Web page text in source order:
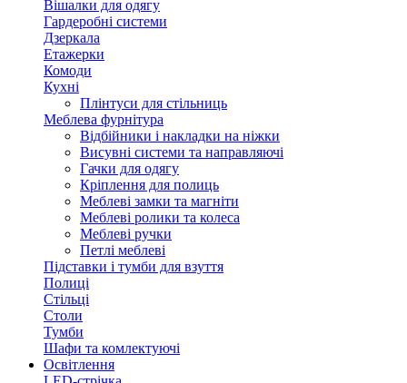
Вішалки для одягу
Гардеробні системи
Дзеркала
Етажерки
Комоди
Кухні
Плінтуси для стільниць
Меблева фурнітура
Відбійники і накладки на ніжки
Висувні системи та направляючі
Гачки для одягу
Кріплення для полиць
Меблеві замки та магніти
Меблеві ролики та колеса
Меблеві ручки
Петлі меблеві
Підставки і тумби для взуття
Полиці
Стільці
Столи
Тумби
Шафи та комлектуючі
Освітлення